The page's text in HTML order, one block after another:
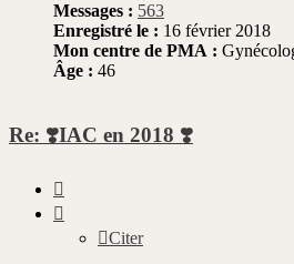
Messages : 563
Enregistré le : 16 février 2018
Mon centre de PMA :
Âge : 46
Re: ❣️IAC en 2018 ❣️
Citer